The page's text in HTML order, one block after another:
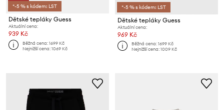
*-5 % s kódem: LST
Dětské tepláky Guess
Aktuální cena:
939 Kč
Běžná cena:1699 Kč
Nejnižší cena:1069 Kč
*-5 % s kódem: LST
Dětské tepláky Guess
Aktuální cena:
969 Kč
Běžná cena:1699 Kč
Nejnižší cena:1009 Kč